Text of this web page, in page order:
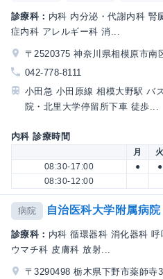
診療科： 内科 内分泌・代謝内科 腎
症内科 アレルギー科 消...
〒2520375 神奈川県相模原市南
042-778-8111
小田急 小田原線 相模大野駅 バ
院・北里大学停留所下車 徒歩...
内科 診療時間
月 火
08:30-17:00
● ●
08:30-12:00
病院 自治医科大学附属病院
診療科： 内科 循環器科 消化器科
ウマチ科 皮膚科 放射...
〒3290498 栃木県下野市薬師寺